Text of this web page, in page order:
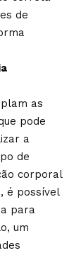
de
as
pode
a
de
corporal
é possível
para
um